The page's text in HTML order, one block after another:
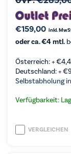
€159,00 inkl.
oder ca. €4 mtl.
Österreich: +€
Deutschland: +€
Selbstabholung
Verfügbarkeit:
VERGLEICHEN